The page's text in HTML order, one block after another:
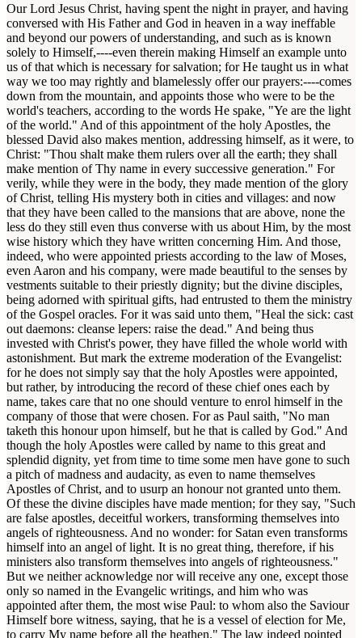
Our Lord Jesus Christ, having spent the night in prayer, and having
conversed with His Father and God in heaven in a way ineffable
and beyond our powers of understanding, and such as is known
solely to Himself,----even therein making Himself an example unto
us of that which is necessary for salvation; for He taught us in what
way we too may rightly and blamelessly offer our prayers:----comes
down from the mountain, and appoints those who were to be the
world's teachers, according to the words He spake, "Ye are the light
of the world." And of this appointment of the holy Apostles, the
blessed David also makes mention, addressing himself, as it were, to
Christ: "Thou shalt make them rulers over all the earth; they shall
make mention of Thy name in every successive generation." For
verily, while they were in the body, they made mention of the glory
of Christ, telling His mystery both in cities and villages: and now
that they have been called to the mansions that are above, none the
less do they still even thus converse with us about Him, by the most
wise history which they have written concerning Him. And those,
indeed, who were appointed priests according to the law of Moses,
even Aaron and his company, were made beautiful to the senses by
vestments suitable to their priestly dignity; but the divine disciples,
being adorned with spiritual gifts, had entrusted to them the ministry
of the Gospel oracles. For it was said unto them, "Heal the sick: cast
out daemons: cleanse lepers: raise the dead." And being thus
invested with Christ's power, they have filled the whole world with
astonishment. But mark the extreme moderation of the Evangelist:
for he does not simply say that the holy Apostles were appointed,
but rather, by introducing the record of these chief ones each by
name, takes care that no one should venture to enrol himself in the
company of those that were chosen. For as Paul saith, "No man
taketh this honour upon himself, but he that is called by God." And
though the holy Apostles were called by name to this great and
splendid dignity, yet from time to time some men have gone to such
a pitch of madness and audacity, as even to name themselves
Apostles of Christ, and to usurp an honour not granted unto them.
Of these the divine disciples have made mention; for they say, "Such
are false apostles, deceitful workers, transforming themselves into
angels of righteousness. And no wonder: for Satan even transforms
himself into an angel of light. It is no great thing, therefore, if his
ministers also transform themselves into angels of righteousness."
But we neither acknowledge nor will receive any one, except those
only so named in the Evangelic writings, and him who was
appointed after them, the most wise Paul: to whom also the Saviour
Himself bore witness, saying, that he is a vessel of election for Me,
to carry My name before all the heathen." The law indeed pointed